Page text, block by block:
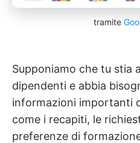
tramite
Supponiamo che tu stia
dipendenti e abbia
informazioni importanti
come i recapiti, le
preferenze di